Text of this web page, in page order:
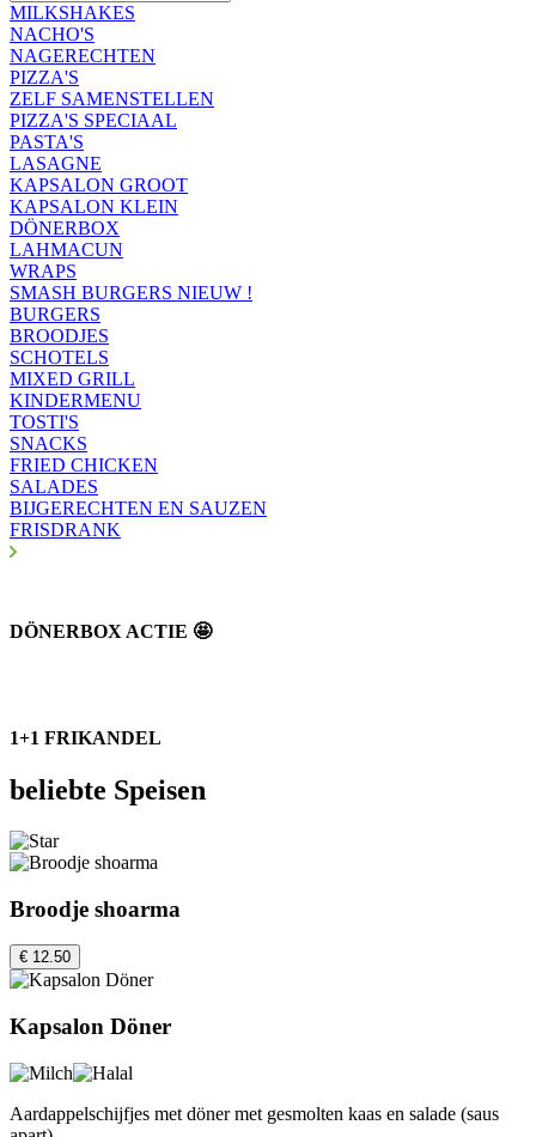
MILKSHAKES
NACHO'S
NAGERECHTEN
PIZZA'S
ZELF SAMENSTELLEN
PIZZA'S SPECIAAL
PASTA'S
LASAGNE
KAPSALON GROOT
KAPSALON KLEIN
DÖNERBOX
LAHMACUN
WRAPS
SMASH BURGERS NIEUW !
BURGERS
BROODJES
SCHOTELS
MIXED GRILL
KINDERMENU
TOSTI'S
SNACKS
FRIED CHICKEN
SALADES
BIJGERECHTEN EN SAUZEN
FRISDRANK
DÖNERBOX ACTIE 🤩
1+1 FRIKANDEL
beliebte Speisen
Broodje shoarma
€ 12.50
Kapsalon Döner
Aardappelschijfjes met döner met gesmolten kaas en salade (saus